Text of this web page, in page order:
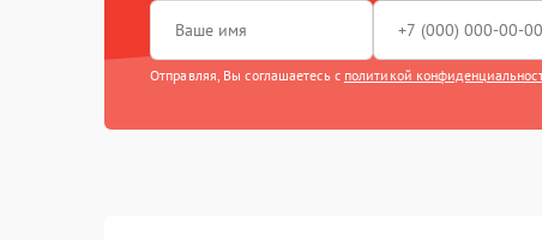
Отправляя, Вы соглашаетесь с политикой